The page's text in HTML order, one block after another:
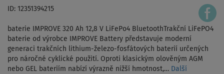
ID: 12351394215
baterie IMPROVE 320 Ah 12,8 V LiFePo4 BluetoothTrakční LiFePO4
baterie od výrobce IMPROVE Battery představuje moderní
generaci trakčních lithium-železo-fosfátových baterií určených
pro náročné cyklické použití. Oproti klasickým olověným AGM
nebo GEL bateriím nabízí výrazně nižší hmotnost,… Další